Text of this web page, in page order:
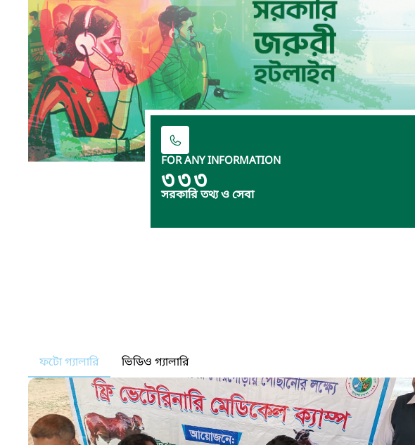
FOR ANY INFORMATION
৩৩৩
সরকারি তথ্য ও সেবা
ফটো গ্যালারি ভিডিও গ্যালারি